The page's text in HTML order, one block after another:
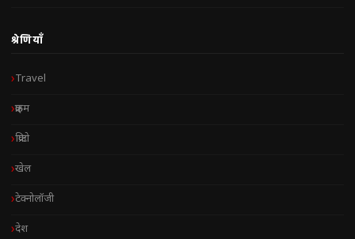
श्रेणियाँ
Travel
क्राइम
क्रिप्टो
खेल
टेक्नोलॉजी
देश